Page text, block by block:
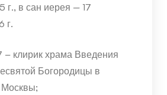
г., в сан иерея — 17
г.
– клирик храма Введения
Богородицы в